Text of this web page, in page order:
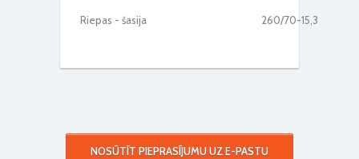
Riepas - šasija 260/70-15,3
NOSŪTĪT PIEPRASĪJUMU UZ E-PASTU